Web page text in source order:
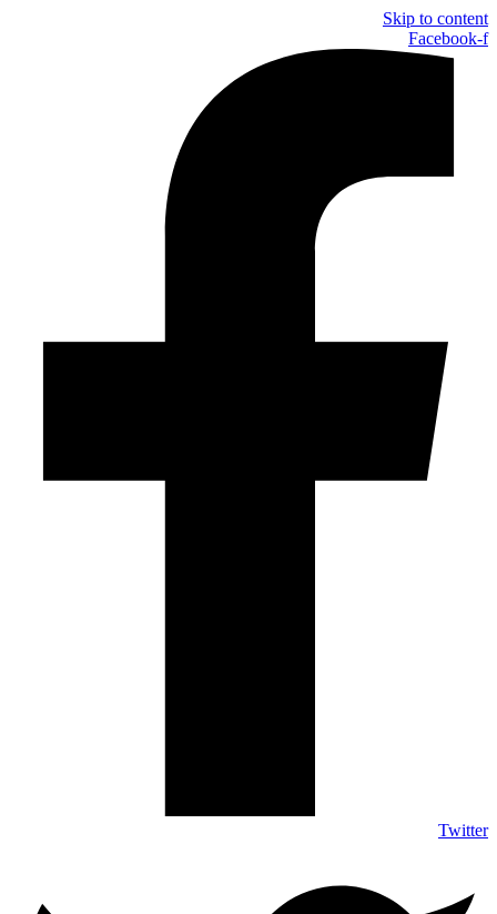
Skip to content
Facebook-f
Twitter